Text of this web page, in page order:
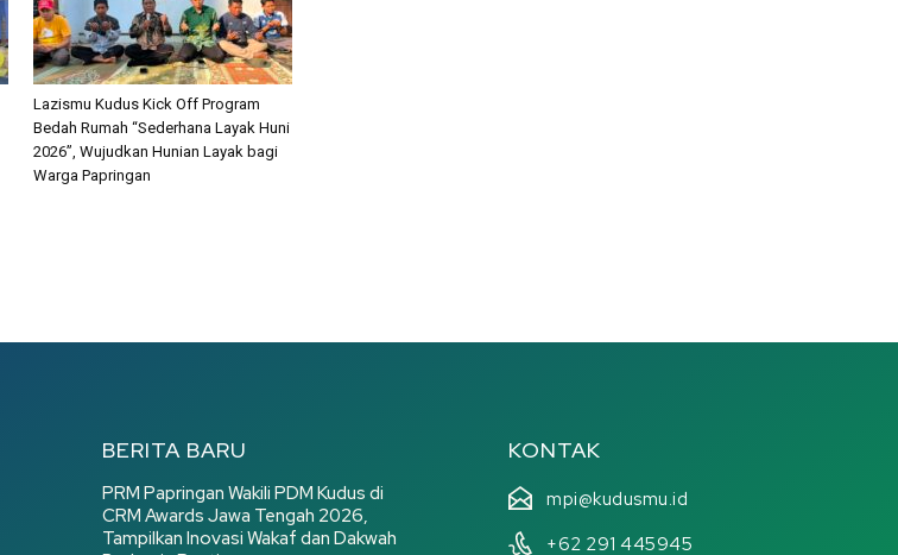
Lazismu Kudus Kick Off Program
Bedah Rumah “Sederhana Layak Huni
2026”, Wujudkan Hunian Layak bagi
Warga Papringan
BERITA BARU
PRM Papringan Wakili PDM Kudus di
CRM Awards Jawa Tengah 2026,
Tampilkan Inovasi Wakaf dan Dakwah
KONTAK
mpi@kudusmu.id
+62 291 445945